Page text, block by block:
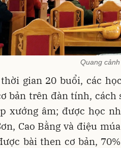
Quang
gian 20 buổi, các
bản trên đàn tính,
xướng âm; được học
Cao Bằng và điệu
bài then cơ bản,